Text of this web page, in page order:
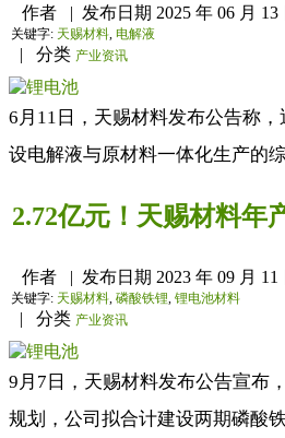
作者 | 发布日期 2025 年 06 月 13
关键字: 天赐材料, 电解液
| 分类 产业资讯
6月11日，天赐材料发布公告称
设电解液与原材料一体化生产的
2.72亿元！天赐材料年
作者 | 发布日期 2023 年 09 月 11
关键字: 天赐材料, 磷酸铁锂, 锂电池材料
| 分类 产业资讯
9月7日，天赐材料发布公告宣布
规划，公司拟合计建设两期磷酸